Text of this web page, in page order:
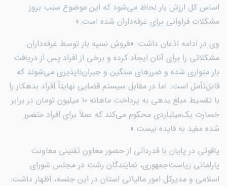
اساس کل ارزش بار لحاظ می‌شود که این موضوع سبب بروز
مشکلات فراوانی برای غرفه‌داران شده است.»
وی در ادامه اذعان داشت: «فروش نسیه بار توسط غرفه‌داران
مشکلاتی را برای آنان ایجاد کرده و برخی از افراد پس از دریافت
بار متواری شده و ضررهای سنگین و جبران‌ناپذیری می‌شوند که
قابل‌تأمل است. اما در مقابل سیستم قضایی نهایتاً افراد بدهکار را
با تقسیط مبلغ بدهی به پرداخت ماهانه ۱۰ میلیون تومان در برابر
خسارت یک‌میلیاردی محکوم می‌کند که عملاً برای افراد متضرر
شده مفید به فایده نیست.»
یاقوتی در پایان با قدردانی از حضور معاون تقنینی معاونت
پارلمانی ریاست‌جمهوری، نمایندگان رشت در مجلس شورای
اسلامی و مدیرکل امور مالیاتی استان در این جلسه، اظهار داشت: